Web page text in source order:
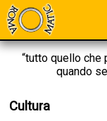
“tutto quello che
quando
Cultura